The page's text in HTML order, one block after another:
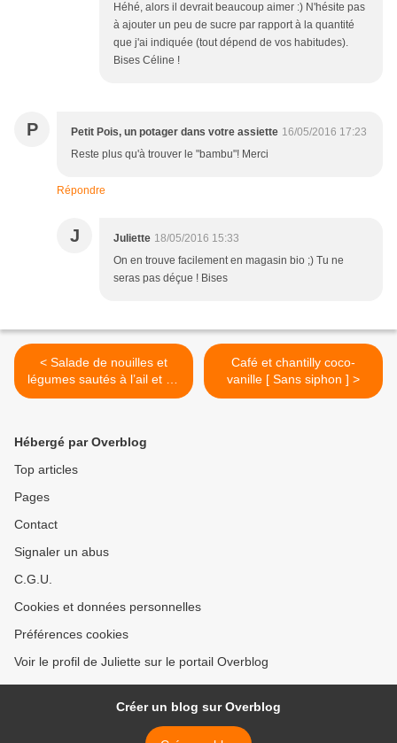
Héhé, alors il devrait beaucoup aimer :) N'hésite pas
à ajouter un peu de sucre par rapport à la quantité
que j'ai indiquée (tout dépend de vos habitudes).
Bises Céline !
P Petit Pois, un potager dans votre assiette 16/05/2016 17:23
Reste plus qu'à trouver le "bambu"! Merci
Répondre
J Juliette 18/05/2016 15:33
On en trouve facilement en magasin bio ;) Tu ne
seras pas déçue ! Bises
< Salade de nouilles et
légumes sautés à l’ail et au
gingembre
Café et chantilly coco-
vanille [ Sans siphon ] >
Hébergé par Overblog
Top articles
Pages
Contact
Signaler un abus
C.G.U.
Cookies et données personnelles
Préférences cookies
Voir le profil de Juliette sur le portail Overblog
Créer un blog sur Overblog